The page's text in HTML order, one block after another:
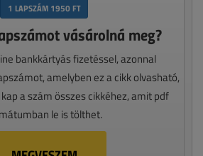
1 LAPSZÁM 1950 FT
vásárolná meg?
bankkártyás fizetéssel, azonnal
amelyben ez a cikk olvasható,
a szám összes cikkéhez, amit pdf
le is tölthet.